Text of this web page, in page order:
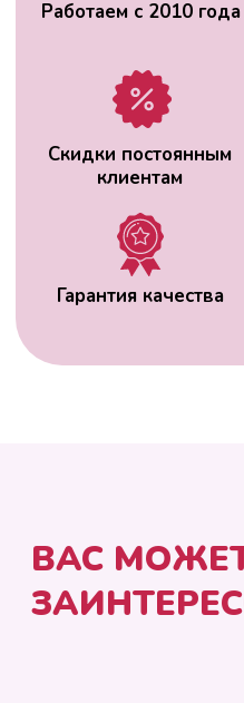
ЗАИНТЕРЕСОВАТЬ